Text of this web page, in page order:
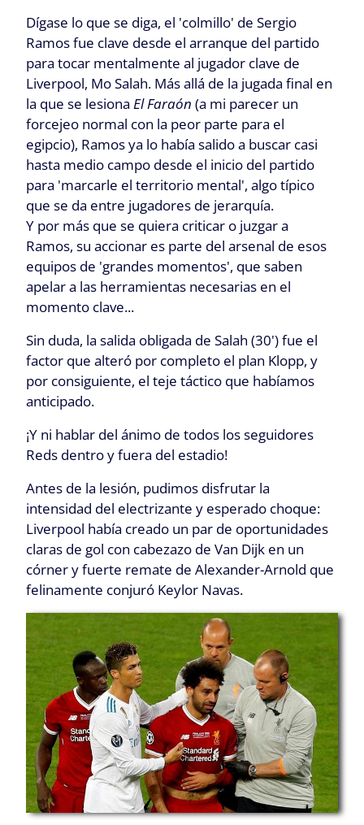
Dígase lo que se diga, el 'colmillo' de Sergio
Ramos fue clave desde el arranque del partido
para tocar mentalmente al jugador clave de
Liverpool, Mo Salah. Más allá de la jugada final en
la que se lesiona El Faraón (a mi parecer un
forcejeo normal con la peor parte para el
egipcio), Ramos ya lo había salido a buscar casi
hasta medio campo desde el inicio del partido
para 'marcarle el territorio mental', algo típico
que se da entre jugadores de jerarquía.
Y por más que se quiera criticar o juzgar a
Ramos, su accionar es parte del arsenal de esos
equipos de 'grandes momentos', que saben
apelar a las herramientas necesarias en el
momento clave...
Sin duda, la salida obligada de Salah (30') fue el
factor que alteró por completo el plan Klopp, y
por consiguiente, el teje táctico que habíamos
anticipado.
¡Y ni hablar del ánimo de todos los seguidores
Reds dentro y fuera del estadio!
Antes de la lesión, pudimos disfrutar la
intensidad del electrizante y esperado choque:
Liverpool había creado un par de oportunidades
claras de gol con cabezazo de Van Dijk en un
córner y fuerte remate de Alexander-Arnold que
felinamente conjuró Keylor Navas.